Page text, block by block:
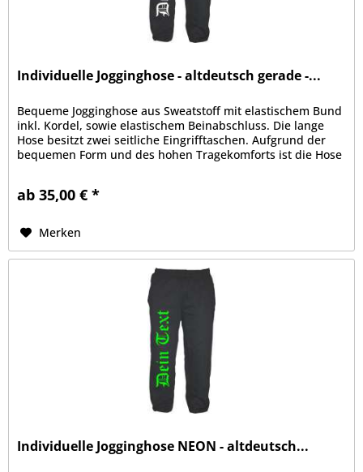
Individuelle Jogginghose - altdeutsch gerade -...
Bequeme Jogginghose aus Sweatstoff mit elastischem Bund
inkl. Kordel, sowie elastischem Beinabschluss. Die lange
Hose besitzt zwei seitliche Eingrifftaschen. Aufgrund der
bequemen Form und des hohen Tragekomforts ist die Hose
ab 35,00 € *
Merken
Individuelle Jogginghose NEON - altdeutsch...